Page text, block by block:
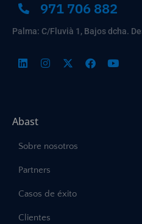
971 706 882
Palma: C/Fluvià 1, Bajos dcha.
Abast
Sobre nosotros
Partners
Casos de éxito
Clientes